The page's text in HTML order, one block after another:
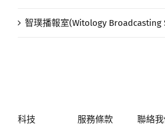
智璞播報室(Witology Broadcasting
科技 服務條款 聯絡我